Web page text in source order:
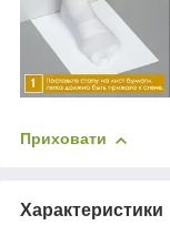
Приховати
Характеристики